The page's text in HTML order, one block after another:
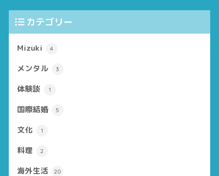
カテゴリー
Mizuki 4
メンタル 3
体験談 1
国際結婚 5
文化 1
料理 2
海外生活 20